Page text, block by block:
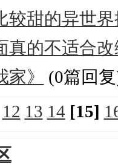
较甜的异世
真的不适合
》
(0篇回
12 13 14 [15]